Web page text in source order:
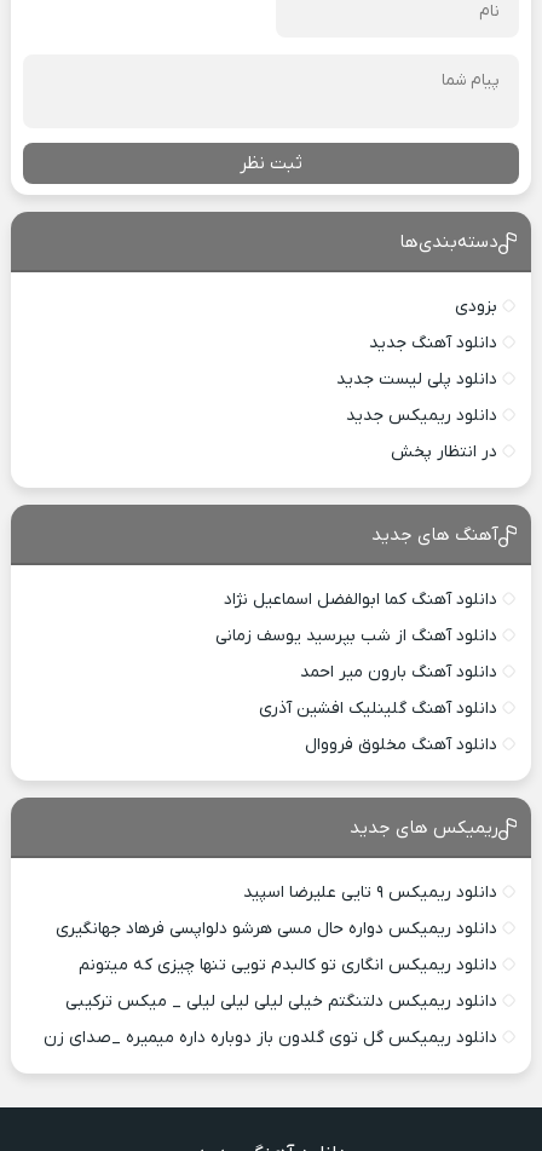
ثبت نظر
دسته‌بندی‌ها
بزودی
دانلود آهنگ جدید
دانلود پلی لیست جدید
دانلود ریمیکس جدید
در انتظار پخش
آهنگ های جدید
دانلود آهنگ کما ابوالفضل اسماعیل نژاد
دانلود آهنگ از شب بپرسید یوسف زمانی
دانلود آهنگ بارون میر احمد
دانلود آهنگ گلینلیک افشین آذری
دانلود آهنگ مخلوق فرووال
ریمیکس های جدید
دانلود ریمیکس ۹ تایی علیرضا اسپید
دانلود ریمیکس دواره حال مسی هرشو دلواپسی فرهاد جهانگیری
دانلود ریمیکس انگاری تو کالبدم تویی تنها چیزی که میتونم
دانلود ریمیکس دلتنگتم خیلی لیلی لیلی لیلی _ میکس ترکیبی
دانلود ریمیکس گل توی گلدون باز دوباره داره میمیره _صدای زن